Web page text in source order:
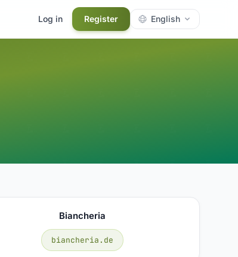
Log in Register English
Biancheria
biancheria.de